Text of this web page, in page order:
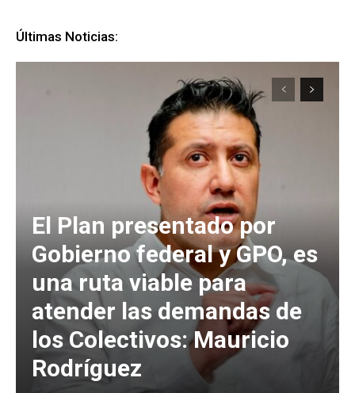
Últimas Noticias:
El Plan presentado por
Gobierno federal y GPO, es
una ruta viable para
atender las demandas de
los Colectivos: Mauricio
Rodríguez